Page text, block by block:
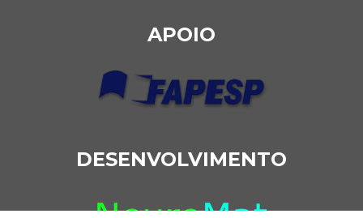
APOIO
DESENVOLVIMENTO